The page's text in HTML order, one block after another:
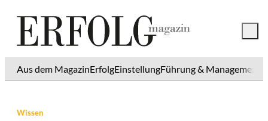
Aus dem MagazinErfolgEinstellungFührung & Management
Wissen